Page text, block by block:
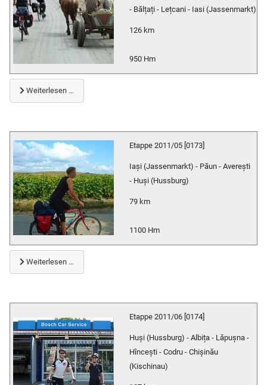
- Bălțați - Lețcani - Iasi (Jassenmarkt)
126 km
950 Hm
Weiterlesen …
Etappe 2011/05 [0173]
Iași (Jassenmarkt) - Păun - Averești
- Huși (Hussburg)
79 km
1100 Hm
Weiterlesen …
Etappe 2011/06 [0174]
Huși (Hussburg) - Albița - Lăpușna -
Hîncești - Codru - Chișinău
(Kischinau)